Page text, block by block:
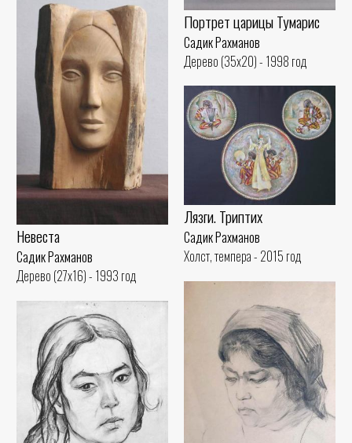
Портрет царицы Тумарис
Садик Рахманов
Дерево (35x20) - 1998 год
Невеста
Садик Рахманов
Дерево (27x16) - 1993 год
Лязги. Триптих
Садик Рахманов
Холст, темпера - 2015 год